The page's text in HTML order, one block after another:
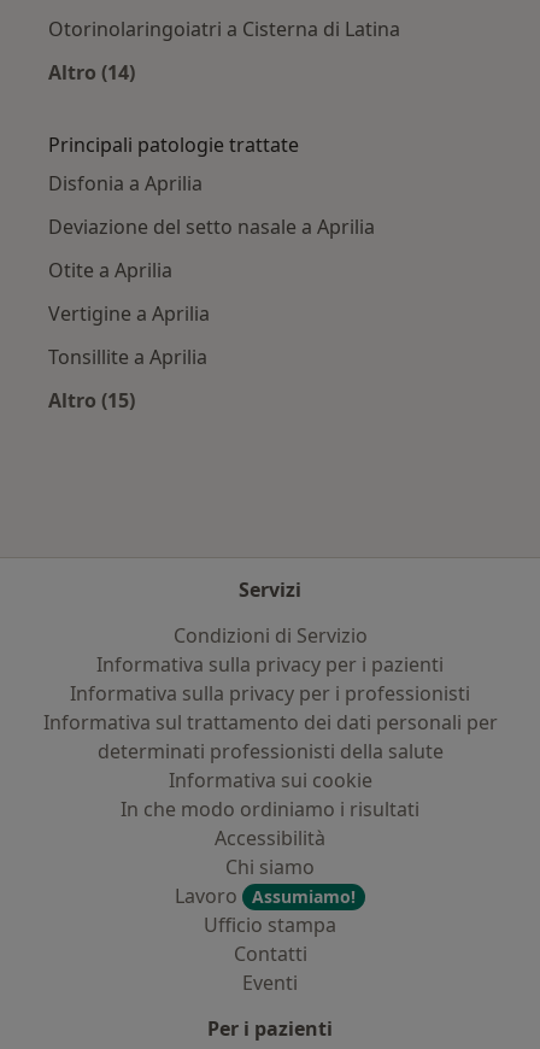
Otorinolaringoiatri a Cisterna di Latina
Altro (14)
Principali patologie trattate
Disfonia a Aprilia
Deviazione del setto nasale a Aprilia
Otite a Aprilia
Vertigine a Aprilia
Tonsillite a Aprilia
Altro (15)
Servizi
Condizioni di Servizio
Informativa sulla privacy per i pazienti
Informativa sulla privacy per i professionisti
Informativa sul trattamento dei dati personali per
determinati professionisti della salute
Informativa sui cookie
In che modo ordiniamo i risultati
Accessibilità
Chi siamo
Lavoro
Assumiamo!
Ufficio stampa
Contatti
Eventi
Per i pazienti